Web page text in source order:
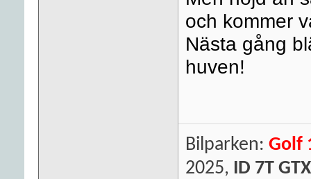
och kommer
Nästa gång
huven!
Bilparken: Golf
2025, ID 7T GTX